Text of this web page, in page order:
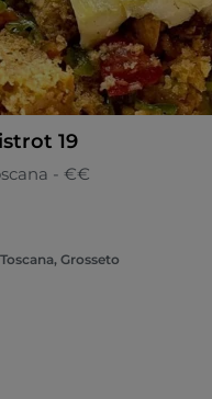
19
- €€
Toscana, Grosseto